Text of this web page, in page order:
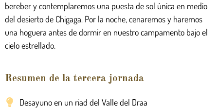
bereber y contemplaremos una puesta de sol única en medio
del desierto de Chigaga. Por la noche, cenaremos y haremos
una hoguera antes de dormir en nuestro campamento bajo el
cielo estrellado.
Resumen de la tercera jornada
Desayuno en un riad del Valle del Draa